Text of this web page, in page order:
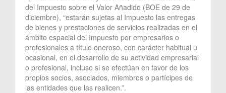
del Impuesto sobre el Valor Añadido (BOE de 29 de
diciembre), “estarán sujetas al Impuesto las entregas
de bienes y prestaciones de servicios realizadas en el
ámbito espacial del Impuesto por empresarios o
profesionales a título oneroso, con carácter habitual u
ocasional, en el desarrollo de su actividad empresarial
o profesional, incluso si se efectúan en favor de los
propios socios, asociados, miembros o partícipes de
las entidades que las realicen.”.